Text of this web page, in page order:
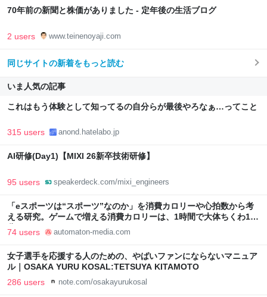
70年前の新聞と株価がありました - 定年後の生活ブログ
2 users www.teinenoyaji.com
同じサイトの新着をもっと読む
いま人気の記事
これはもう体験として知ってるの自分らが最後やろなぁ…ってこと
315 users anond.hatelabo.jp
AI研修(Day1)【MIXI 26新卒技術研修】
95 users speakerdeck.com/mixi_engineers
「eスポーツは“スポーツ”なのか」を消費カロリーや心拍数から考
える研究。ゲームで増える消費カロリーは、1時間で大体ちくわ1本
分 - AUTOMATON
74 users automaton-media.com
女子選手を応援する人のための、やばいファンにならないマニュア
ル｜OSAKA YURU KOSAL:TETSUYA KITAMOTO
286 users note.com/osakayurukosal